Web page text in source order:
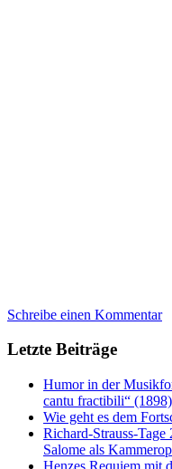
Schreibe einen Kommentar
Letzte Beiträge
Humor in der
cantu fractibili“
Wie geht es dem
Richard-Strauss-
Salome als
Henzes Requiem mit